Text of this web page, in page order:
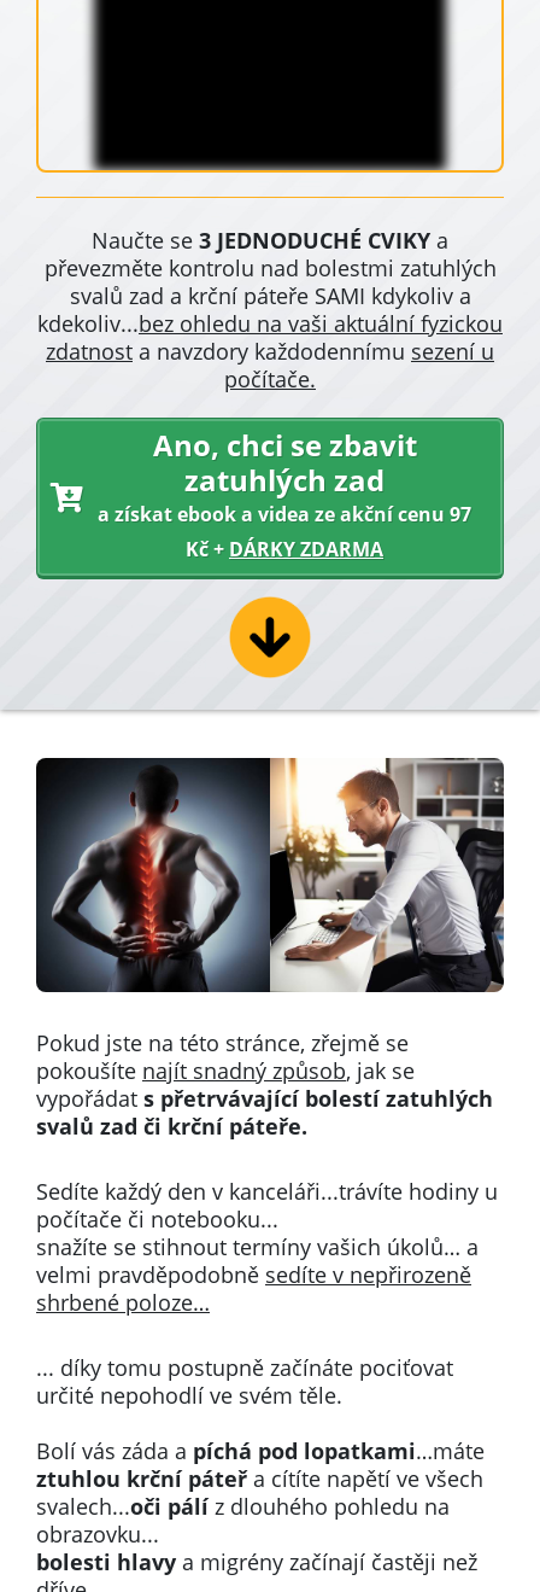
Naučte se 3 JEDNODUCHÉ CVIKY a
převezměte kontrolu nad bolestmi zatuhlých
svalů zad a krční páteře SAMI kdykoliv a
kdekoliv...bez ohledu na vaši aktuální fyzickou
zdatnost a navzdory každodennímu sezení u
počítače.
Ano, chci sezbavit
zatuhlých zad
a získat ebook a videa ze akční cenu 97
Kč + DÁRKY ZDARMA
Pokud jste na této stránce, zřejmě se
pokoušíte najít snadný způsob, jak se
vypořádat s přetrvávající bolestí zatuhlých
svalů zad či krční páteře.
Sedíte každý den v kanceláři...trávíte hodiny u
počítače či notebooku...
snažíte se stihnout termíny vašich úkolů… a
velmi pravděpodobně sedíte v nepřirozeně
shrbené poloze…
... díky tomu postupně začínáte pociťovat
určité nepohodlí ve svém těle.
Bolí vás záda a píchá pod lopatkami…máte
ztuhlou krční páteřa cítíte napětí ve všech
svalech...oči pálíz dlouhého pohledu na
obrazovku...
bolesti hlavy a migrény začínají častěji než